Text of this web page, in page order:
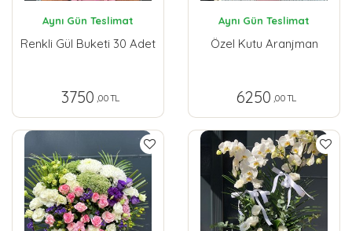
Aynı Gün Teslimat
Renkli Gül Buketi 30 Adet
3750 ,00 TL
Aynı Gün Teslimat
Özel Kutu Aranjman
6250 ,00 TL